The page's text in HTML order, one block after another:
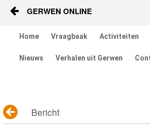
GERWEN ONLINE
Dorpsgids
Home Vraagbaak Activiteiten
Nieuws Verhalen uit Gerwen
Bericht